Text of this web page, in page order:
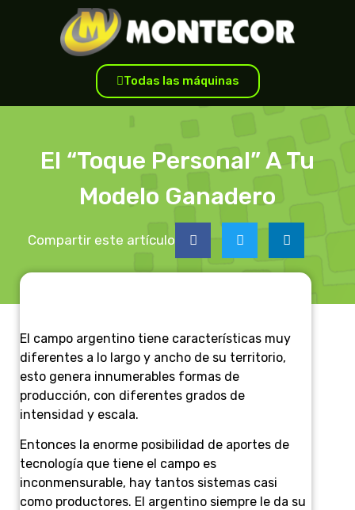
Todas las máquinas
El “toque Personal” A Tu
Modelo Ganadero
Compartir este artículo
El campo argentino tiene características muy
diferentes a lo largo y ancho de su territorio,
esto genera innumerables formas de
producción, con diferentes grados de
intensidad y escala.
Entonces la enorme posibilidad de aportes de
tecnología que tiene el campo es
inconmensurable, hay tantos sistemas casi
como productores. El argentino siempre le da su